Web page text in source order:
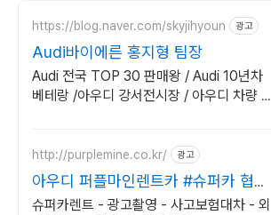
https://blog.naver.com/skyjihyoun 광고
Audi바이에른 홍지형 팀장
Audi 전국 TOP 30 판매왕 / Audi 10년차
베테랑 /아우디 강서전시장 / 아우디 차량 문
http://purplemine.co.kr/ 광고
아우디 퍼플마인렌트카 #슈퍼카 협찬
문의 #방송렌트
슈퍼카렌트 - 광고촬영 - 사고보험대차 - 외